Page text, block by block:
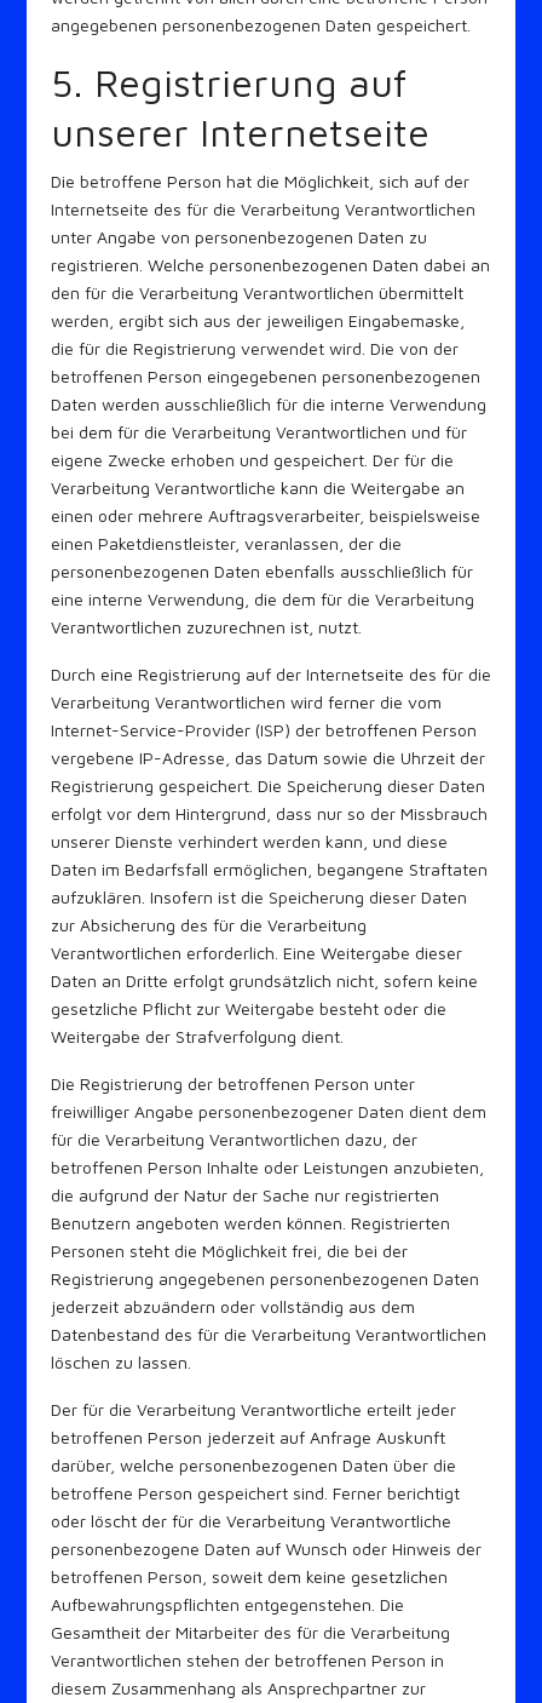
angegebenen personenbezogenen Daten gespeichert.
5. Registrierung auf
unserer Internetseite
Die betroffene Person hat die Möglichkeit, sich auf der
Internetseite des für die Verarbeitung Verantwortlichen
unter Angabe von personenbezogenen Daten zu
registrieren. Welche personenbezogenen Daten dabei an
den für die Verarbeitung Verantwortlichen übermittelt
werden, ergibt sich aus der jeweiligen Eingabemaske,
die für die Registrierung verwendet wird. Die von der
betroffenen Person eingegebenen personenbezogenen
Daten werden ausschließlich für die interne Verwendung
bei dem für die Verarbeitung Verantwortlichen und für
eigene Zwecke erhoben und gespeichert. Der für die
Verarbeitung Verantwortliche kann die Weitergabe an
einen oder mehrere Auftragsverarbeiter, beispielsweise
einen Paketdienstleister, veranlassen, der die
personenbezogenen Daten ebenfalls ausschließlich für
eine interne Verwendung, die dem für die Verarbeitung
Verantwortlichen zuzurechnen ist, nutzt.
Durch eine Registrierung auf der Internetseite des für die
Verarbeitung Verantwortlichen wird ferner die vom
Internet-Service-Provider (ISP) der betroffenen Person
vergebene IP-Adresse, das Datum sowie die Uhrzeit der
Registrierung gespeichert. Die Speicherung dieser Daten
erfolgt vor dem Hintergrund, dass nur so der Missbrauch
unserer Dienste verhindert werden kann, und diese
Daten im Bedarfsfall ermöglichen, begangene Straftaten
aufzuklären. Insofern ist die Speicherung dieser Daten
zur Absicherung des für die Verarbeitung
Verantwortlichen erforderlich. Eine Weitergabe dieser
Daten an Dritte erfolgt grundsätzlich nicht, sofern keine
gesetzliche Pflicht zur Weitergabe besteht oder die
Weitergabe der Strafverfolgung dient.
Die Registrierung der betroffenen Person unter
freiwilliger Angabe personenbezogener Daten dient dem
für die Verarbeitung Verantwortlichen dazu, der
betroffenen Person Inhalte oder Leistungen anzubieten,
die aufgrund der Natur der Sache nur registrierten
Benutzern angeboten werden können. Registrierten
Personen steht die Möglichkeit frei, die bei der
Registrierung angegebenen personenbezogenen Daten
jederzeit abzuändern oder vollständig aus dem
Datenbestand des für die Verarbeitung Verantwortlichen
löschen zu lassen.
Der für die Verarbeitung Verantwortliche erteilt jeder
betroffenen Person jederzeit auf Anfrage Auskunft
darüber, welche personenbezogenen Daten über die
betroffene Person gespeichert sind. Ferner berichtigt
oder löscht der für die Verarbeitung Verantwortliche
personenbezogene Daten auf Wunsch oder Hinweis der
betroffenen Person, soweit dem keine gesetzlichen
Aufbewahrungspflichten entgegenstehen. Die
Gesamtheit der Mitarbeiter des für die Verarbeitung
Verantwortlichen stehen der betroffenen Person in
diesem Zusammenhang als Ansprechpartner zur